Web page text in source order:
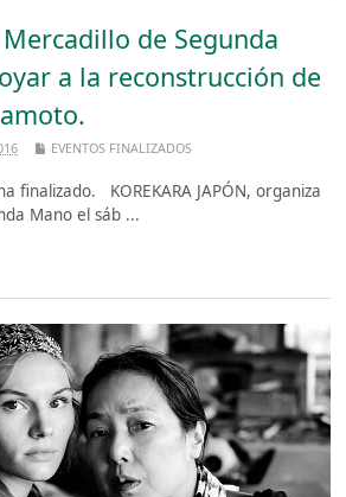
Mercadillo de Segunda
a la reconstrucción de
EVENTOS FINALIZADOS
finalizado. KOREKARA JAPÓN, organiza
Mano el sáb ...